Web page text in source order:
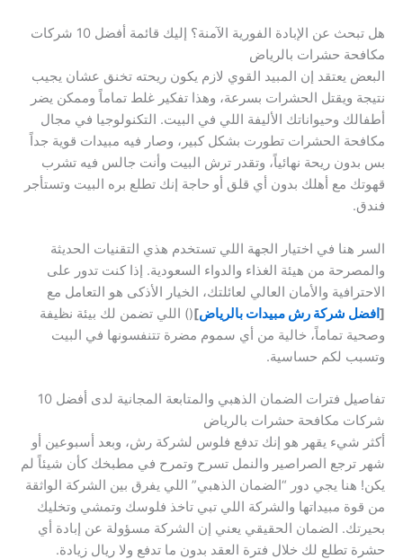
هل تبحث عن الإبادة الفورية الآمنة؟ إليك قائمة أفضل 10 شركات
مكافحة حشرات بالرياض
البعض يعتقد إن المبيد القوي لازم يكون ريحته تخنق عشان يجيب
نتيجة ويقتل الحشرات بسرعة، وهذا تفكير غلط تماماً وممكن يضر
أطفالك وحيواناتك الأليفة اللي في البيت. التكنولوجيا في مجال
مكافحة الحشرات تطورت بشكل كبير، وصار فيه مبيدات قوية جداً
بس بدون ريحة نهائياً، وتقدر ترش البيت وأنت جالس فيه تشرب
قهوتك مع أهلك بدون أي قلق أو حاجة إنك تطلع بره البيت وتستأجر
فندق.
السر هنا في اختيار الجهة اللي تستخدم هذي التقنيات الحديثة
والمصرحة من هيئة الغذاء والدواء السعودية. إذا كنت تدور على
الاحترافية والأمان العالي لعائلتك، الخيار الأذكى هو التعامل مع
[ افضل شركة رش مبيدات بالرياض]() اللي تضمن لك بيئة نظيفة
وصحية تماماً، خالية من أي سموم مضرة تتنفسونها في البيت
وتسبب لكم حساسية.
تفاصيل فترات الضمان الذهبي والمتابعة المجانية لدى أفضل 10
شركات مكافحة حشرات بالرياض
أكثر شيء يقهر هو إنك تدفع فلوس لشركة رش، وبعد أسبوعين أو
شهر ترجع الصراصير والنمل تسرح وتمرح في مطبخك كأن شيئاً لم
يكن! هنا يجي دور “الضمان الذهبي” اللي يفرق بين الشركة الواثقة
من قوة مبيداتها والشركة اللي تبي تاخذ فلوسك وتمشي وتخليك
بحيرتك. الضمان الحقيقي يعني إن الشركة مسؤولة عن إبادة أي
حشرة تطلع لك خلال فترة العقد بدون ما تدفع ولا ريال زيادة.